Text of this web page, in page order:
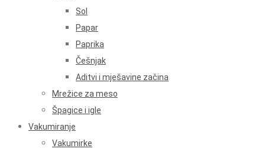
Sol
Papar
Paprika
Češnjak
Aditvi i mješavine začina
Mrežice za meso
Špagice i igle
Vakumiranje
Vakumirke